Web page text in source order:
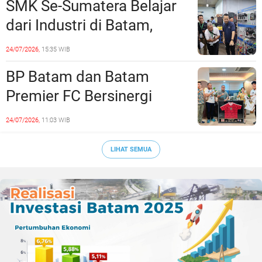
SMK Se-Sumatera Belajar
dari Industri di Batam,
Siapkan Lulusan Siap Kerja
Era Digital
24/07/2026, 15:35 WIB
BP Batam dan Batam
Premier FC Bersinergi
Cetak Generasi Emas
24/07/2026, 11:03 WIB
LIHAT SEMUA